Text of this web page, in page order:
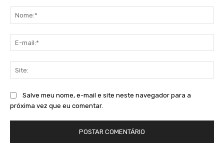
Salve meu nome, e-mail e site neste navegador para a
próxima vez que eu comentar.